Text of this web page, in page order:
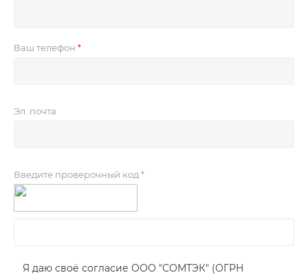
Ваш телефон
Эл. почта
Введите проверочный код *
Я даю своё согласие ООО "СОМТЭК" (ОГРН